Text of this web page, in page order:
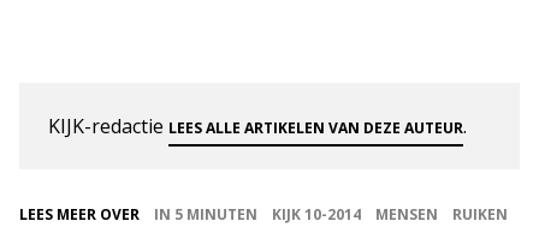
KIJK-redactie LEES ALLE ARTIKELEN VAN DEZE AUTEUR.
LEES MEER OVER IN 5 MINUTEN KIJK 10-2014 MENSEN
RUIKEN